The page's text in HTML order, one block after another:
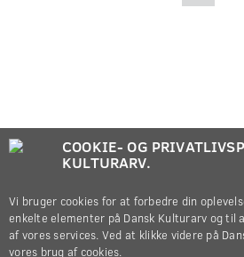
COOKIE- OG
KULTURARV.
Vi bruger cookies for at forbedre din
enkelte elementer på Dansk Kulturarv og til
af vores services. Ved at klikke videre på
vores brug af cookies.